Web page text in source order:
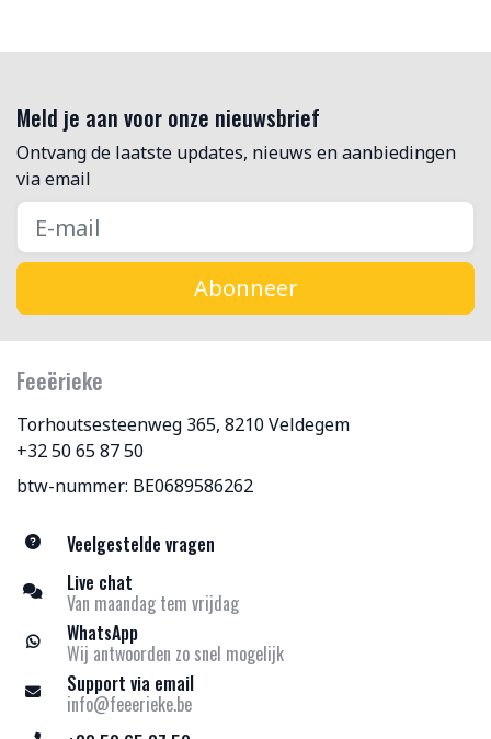
Meld je aan voor onze nieuwsbrief
Ontvang de laatste updates, nieuws en aanbiedingen
via email
Abonneer
Feeërieke
Torhoutsesteenweg 365, 8210 Veldegem
+32 50 65 87 50
btw-nummer: BE0689586262
Veelgestelde vragen
Live chat
Van maandag tem vrijdag
WhatsApp
Wij antwoorden zo snel mogelijk
Support via email
info@feeerieke.be